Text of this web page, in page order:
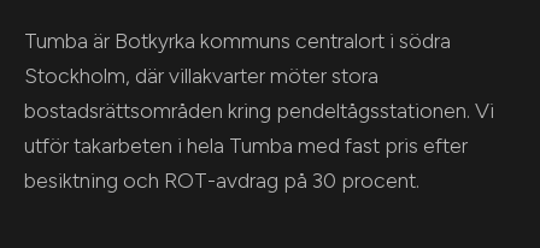
Tumba är Botkyrka kommuns centralort i södra
Stockholm, där villakvarter möter stora
bostadsrättsområden kring pendeltågsstationen. Vi
utför takarbeten i hela Tumba med fast pris efter
besiktning och ROT-avdrag på 30 procent.